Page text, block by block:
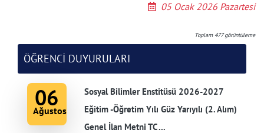
05 Ocak 2026 Pazartesi
Toplam 477görüntüleme
ÖĞRENCİ DUYURULARI
06
Ağustos
Sosyal Bilimler Enstitüsü 2026-2027
Eğitim -Öğretim Yılı Güz Yarıyılı (2. Alım)
Genel İlan Metni TC ...